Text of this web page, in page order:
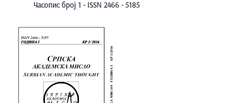
Часопис број 1 - ISSN 2466 - 5185